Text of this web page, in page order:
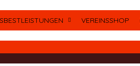
VEREINSSHOP